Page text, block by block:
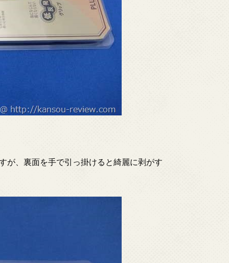
が、裏面を手で引っ掛けると綺麗に剥がす